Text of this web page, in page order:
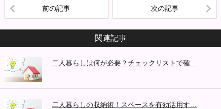
前の記事 次の記事
関連記事
二人暮らしは何が必要？チェックリストで確…
二人暮らしの収納術！スペースを有効活用す…